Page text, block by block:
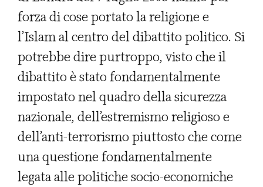
forza di cose portato la religione e
l’Islam al centro del dibattito politico. Si
potrebbe dire purtroppo, visto che il
dibattito è stato fondamentalmente
impostato nel quadro della sicurezza
nazionale, dell’estremismo religioso e
dell’anti-terrorismo piuttosto che come
una questione fondamentalmente
legata alle politiche socio-economiche